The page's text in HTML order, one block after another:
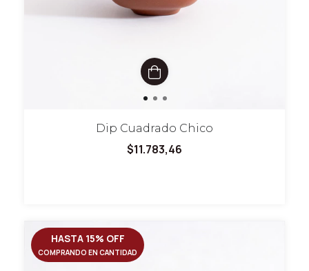
Dip Cuadrado Chico
$11.783,46
HASTA 15% OFF
COMPRANDO EN CANTIDAD